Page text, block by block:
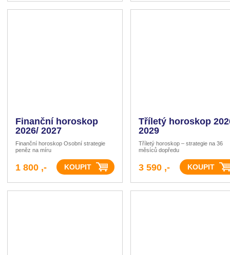
Finanční horoskop
2026/ 2027
Finanční horoskop Osobní strategie
peněz na míru
1 800 ,-
Tříletý horoskop
2029
Tříletý horoskop – strategie na 36
měsíců dopředu
3 590 ,-